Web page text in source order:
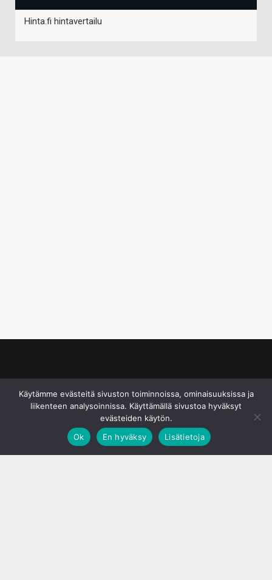
Hinta.fi hintavertailu
Käytämme evästeitä sivuston toiminnoissa, ominaisuuksissa ja
liikenteen analysoinnissa. Käyttämällä sivustoa hyväksyt
evästeiden käytön.
Ok
En hyväksy Lisätietoja